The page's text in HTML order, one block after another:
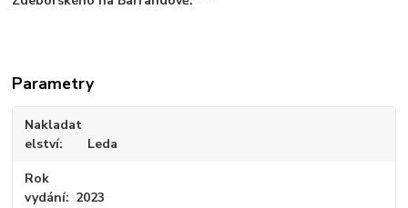
Parametry
Nakladat
elství
Leda
Rok
vydání
2023